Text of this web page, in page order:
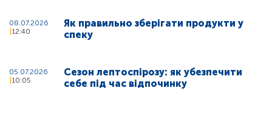
08.07.2026
12:40
Як правильно зберігати продукти у
спеку
05.07.2026
10:05
Сезон лептоспірозу: як убезпечити
себе під час відпочинку